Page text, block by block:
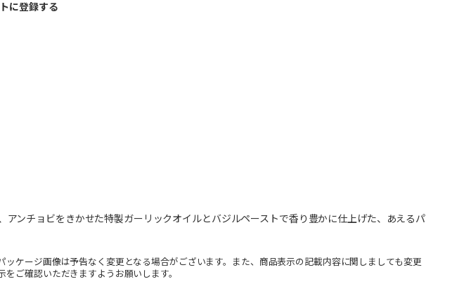
に登録する
アンチョビをきかせた特製ガーリックオイルとバジルペーストで香り豊かに仕上げた、あえるパ
ケージ画像は予告なく変更となる場合がございます。また、商品表示の記載内容に関しましても変更
ご確認いただきますようお願いします。